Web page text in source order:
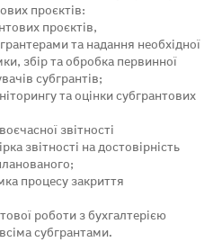
проєктів:
проєктів,
та надання необхідної
збір та обробка первинної
субгрантів;
та оцінки субгрантових
звітності
звітності на достовірність
процесу закриття
роботи з бухгалтерією
субгрантами.